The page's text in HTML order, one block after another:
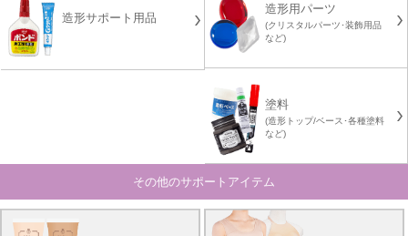
造形サポート用品
造形用パーツ
(クリスタルパーツ･装飾用品
など)
塗料
(造形トップ/ベース･各種塗料
など)
その他のサポートアイテム